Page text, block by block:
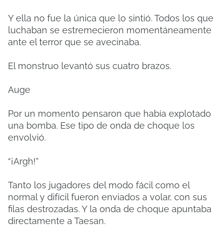
Y ella no fue la única que lo sintió. Todos los que
luchaban se estremecieron momentáneamente
ante el terror que se avecinaba.
El monstruo levantó sus cuatro brazos.
Auge
Por un momento pensaron que había explotado
una bomba. Ese tipo de onda de choque los
envolvió.
“¡Argh!”
Tanto los jugadores del modo fácil como el
normal y difícil fueron enviados a volar, con sus
filas destrozadas. Y la onda de choque apuntaba
directamente a Taesan.